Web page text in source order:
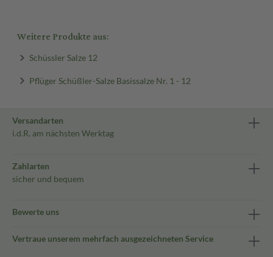
Weitere Produkte aus:
Schüssler Salze 12
Pflüger Schüßler-Salze Basissalze Nr. 1 - 12
Versandarten
i.d.R. am nächsten Werktag
Zahlarten
sicher und bequem
Bewerte uns
Vertraue unserem mehrfach ausgezeichneten Service